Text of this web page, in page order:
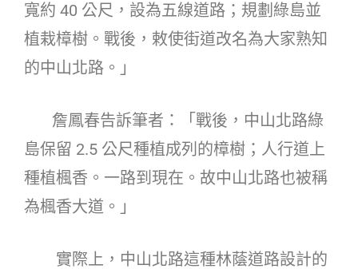
寬約 40 公尺，設為五線道路；規劃綠島並
植栽樟樹。戰後，敕使街道改名為大家熟知
的中山北路。」
詹鳳春告訴筆者：「戰後，中山北路綠
島保留 2.5 公尺種植成列的樟樹；人行道上
種植楓香。一路到現在。故中山北路也被稱
為楓香大道。」
實際上，中山北路這種林蔭道路設計的